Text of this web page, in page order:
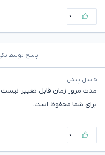
۰
پاسخ توسط یکی
۵ سال پیش
مدت مرور زمان قابل تغییر
برای شما محفوظ است.
۰